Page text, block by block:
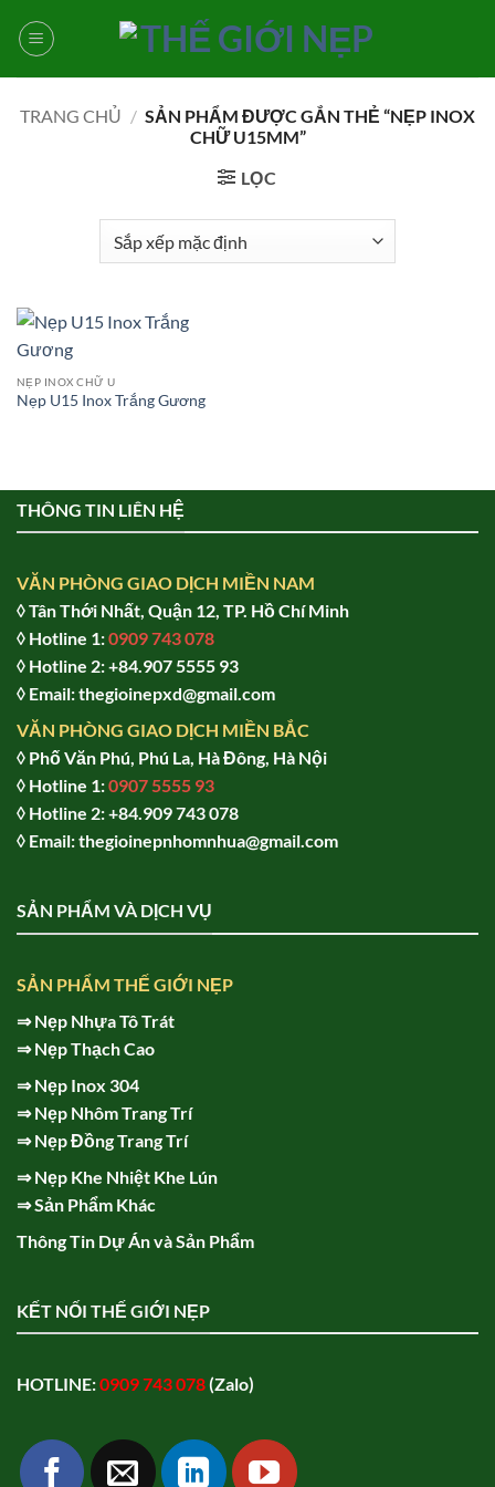
qua
TRANG CHỦ / SẢN PHẨM ĐƯỢC GẮN THẺ “NẸP INOX
CHỮ U15MM”
LỌC
NẸP INOX CHỮ U
Nẹp U15 Inox Trắng Gương
THÔNG TIN LIÊN HỆ
VĂN PHÒNG GIAO DỊCH MIỀN NAM
◊ Tân Thới Nhất, Quận 12, TP. Hồ Chí Minh
◊ Hotline 1:0909 743 078
◊ Hotline 2: +84.907 5555 93
◊ Email: thegioinepxd@gmail.com
VĂN PHÒNG GIAO DỊCH MIỀN BẮC
◊ Phố Văn Phú, Phú La, Hà Đông, Hà Nội
◊ Hotline 1:0907 5555 93
◊ Hotline 2:+84.909 743 078
◊ Email: thegioinepnhomnhua@gmail.com
SẢN PHẨM VÀ DỊCH VỤ
SẢN PHẨM THẾ GIỚI NẸP
⇒Nẹp Nhựa Tô Trát
⇒Nẹp Thạch Cao
⇒Nẹp Inox 304
⇒Nẹp Nhôm Trang Trí
⇒Nẹp Đồng Trang Trí
⇒Nẹp Khe Nhiệt Khe Lún
⇒Sản Phẩm Khác
Thông Tin Dự Án và Sản Phẩm
KẾT NỐI THẾ GIỚI NẸP
HOTLINE:0909 743 078(Zalo)